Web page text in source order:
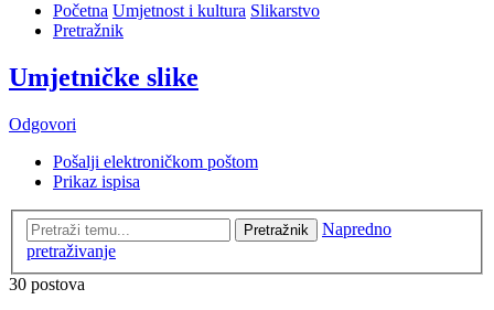
Početna Umjetnost i kultura Slikarstvo
Pretražnik
Umjetničke slike
Odgovori
Pošalji elektroničkom poštom
Prikaz ispisa
Pretražnik
Napredno
pretraživanje
30 postova